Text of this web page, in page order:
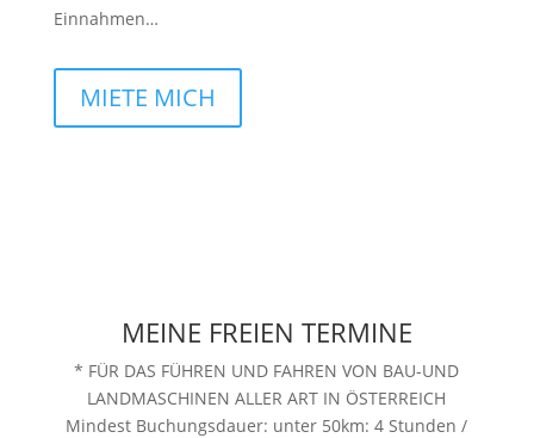
Einnahmen…
MIETE MICH
MEINE FREIEN TERMINE
* FÜR DAS FÜHREN UND FAHREN VON BAU-UND
LANDMASCHINEN ALLER ART IN ÖSTERREICH
Mindest Buchungsdauer: unter 50km: 4 Stunden /